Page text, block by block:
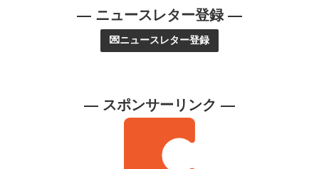
— ニュースレター登録 —
💌ニュースレター登録
— スポンサーリンク —